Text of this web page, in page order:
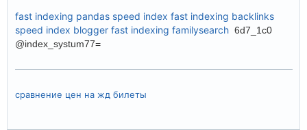
fast indexing pandas speed index fast indexing backlinks
speed index blogger fast indexing familysearch 6d7_1c0
@index_systum77=
сравнение цен на жд билеты